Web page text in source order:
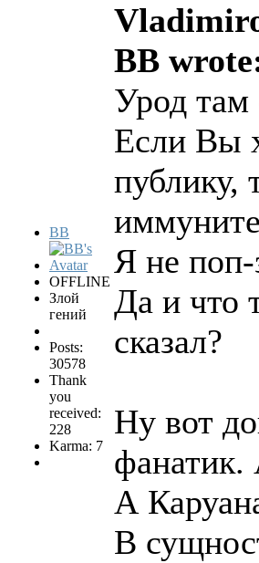
BB
OFFLINE
Злой
гений
Posts:
30578
Thank
you
received:
228
Karma: 7
BB
Урод там
Если Вы
публику,
Я не поп-
Да и что
сказал?
Ну вот
А
В